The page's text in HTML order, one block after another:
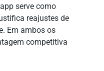
serve como
reajustes de
Em ambos os
competitiva